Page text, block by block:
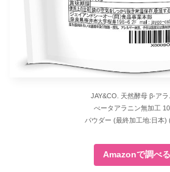
JAY&CO. 天然酵母 β-アラ
べータアラニン無加工
パウダー (最終加工地:日本)
Amazonで調べる